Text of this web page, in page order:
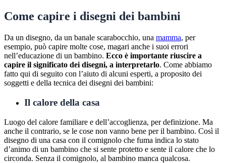
Come capire i disegni dei bambini
Da un disegno, da un banale scarabocchio, una mamma, per
esempio, può capire molte cose, magari anche i suoi errori
nell’educazione di un bambino. Ecco è importante riuscire a
capire il significato dei disegni, a interpretarlo. Come abbiamo
fatto qui di seguito con l’aiuto di alcuni esperti, a proposito dei
soggetti e della tecnica dei disegni dei bambini:
Il calore della casa
Luogo del calore familiare e dell’accoglienza, per definizione. Ma
anche il contrario, se le cose non vanno bene per il bambino. Così il
disegno di una casa con il comignolo che fuma indica lo stato
d’animo di un bambino che si sente protetto e sente il calore che lo
circonda. Senza il comignolo, al bambino manca qualcosa.